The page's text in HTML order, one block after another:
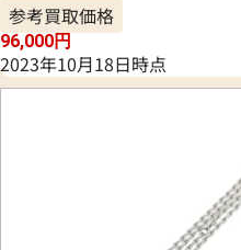
参考買取価格
96,000円
2023年10月18日時点